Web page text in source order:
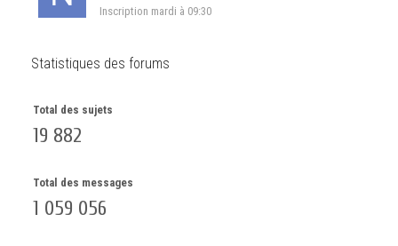
Inscription mardi à 09:30
Statistiques des forums
Total des sujets
19 882
Total des messages
1 059 056